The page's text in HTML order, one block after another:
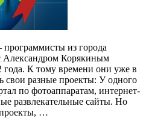
из города
Александром Корякиным
года. К тому времени они уже в
свои разные проекты: У одного
по фотоаппаратам, интернет-
развлекательные сайты. Но
…